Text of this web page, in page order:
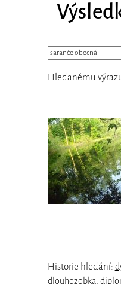
Hledanému výrazu
Historie hledání:
dlouhozobka